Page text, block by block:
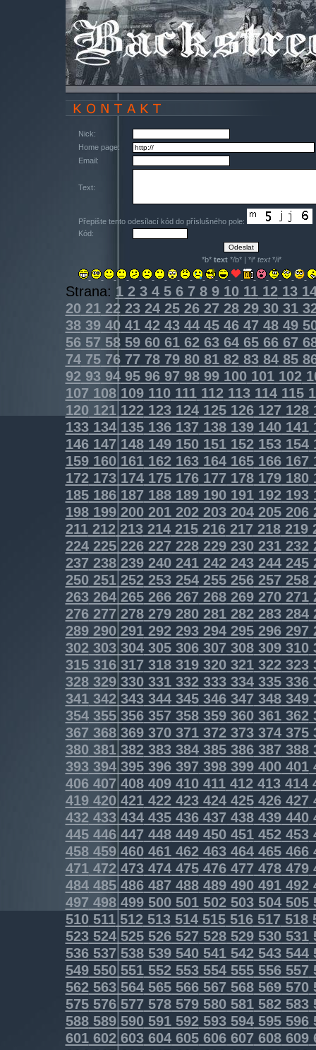
Nick:
Home page:
Email:
Text:
Přepište tento odesílací kód do příslušného pole:
Kód:
*b* text*/b* | *i* text*/i*
Strana: 12345678910111213
20 2122232425262728293031
383940414243444546474849
5657 58596061626364656667
747576777879808182838485
9293949596979899100101102
107 108109110111112113114115
120 121122123124125126127128
133134135136137138139140141
146147148149150151152153154
159160161162163164165166167
172173174175176177178179180
185186187188189190191192193
198199200201202203204205206
211212213214215216217218219
224225226227228229230231232
237238239240241242243244245
250251252253254255256257258
263264265266267268269270271
276277278279280281282283284
289290291292293294295296297
302303304305306307308309310
315316317318319320321322323
328329330331332333334335336
341342343344345346347348349
354355356357358359360361362
367 368369370371372373374375
380 381382383384385386387388
393394395396397398399400401
406407408409410411412413414
419420421422423424425426427
432433434435436437438439440
445446447448449450451452453
458459460461462463464465466
471472473474475476477478479
484485486487488489490491492
497 498499500501502503504505
510511512513514515516517518
523524525526527528529530531
536537538539540541542543544
549550551552553554555556557
562563564565566567568569570
575576577578579580581582583
588589590591592593594595596
601602603604605606607608609